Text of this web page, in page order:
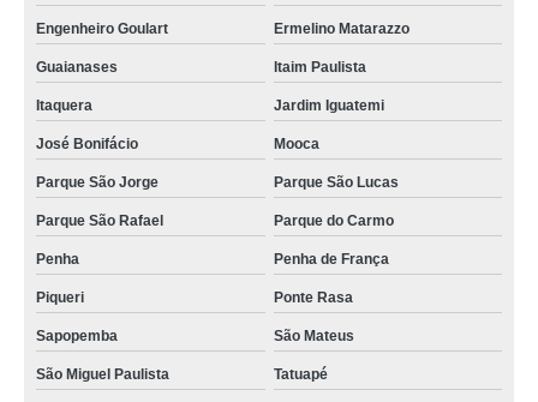
Engenheiro Goulart Ermelino Matarazzo
Guaianases Itaim Paulista
Itaquera Jardim Iguatemi
José Bonifácio Mooca
Parque São Jorge Parque São Lucas
Parque São Rafael Parque do Carmo
Penha Penha de França
Piqueri Ponte Rasa
Sapopemba São Mateus
São Miguel Paulista Tatuapé